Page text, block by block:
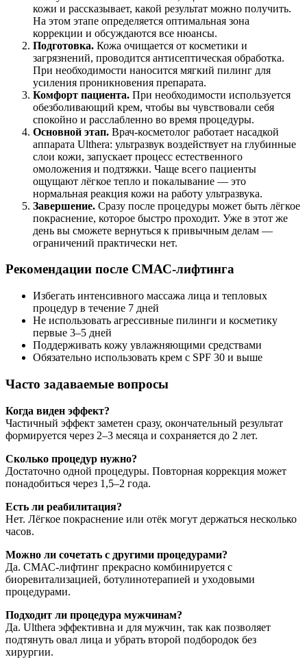
кожи и рассказывает, какой результат можно получить.
На этом этапе определяется оптимальная зона
коррекции и обсуждаются все нюансы.
Подготовка. Кожа очищается от косметики и
загрязнений, проводится антисептическая обработка.
При необходимости наносится мягкий пилинг для
усиления проникновения препарата.
Комфорт пациента. При необходимости используется
обезболивающий крем, чтобы вы чувствовали себя
спокойно и расслабленно во время процедуры.
Основной этап. Врач-косметолог работает насадкой
аппарата Ulthera: ультразвук воздействует на глубинные
слои кожи, запускает процесс естественного
омоложения и подтяжки. Чаще всего пациенты
ощущают лёгкое тепло и покалывание — это
нормальная реакция кожи на работу ультразвука.
Завершение. Сразу после процедуры может быть лёгкое
покраснение, которое быстро проходит. Уже в этот же
день вы сможете вернуться к привычным делам —
ограничений практически нет.
Рекомендации после СМАС-лифтинга
Избегать интенсивного массажа лица и тепловых
процедур в течение 7 дней
Не использовать агрессивные пилинги и косметику
первые 3–5 дней
Поддерживать кожу увлажняющими средствами
Обязательно использовать крем с SPF 30 и выше
Часто задаваемые вопросы
Когда виден эффект?
Частичный эффект заметен сразу, окончательный результат
формируется через 2–3 месяца и сохраняется до 2 лет.
Сколько процедур нужно?
Достаточно одной процедуры. Повторная коррекция может
понадобиться через 1,5–2 года.
Есть ли реабилитация?
Нет. Лёгкое покраснение или отёк могут держаться несколько
часов.
Можно ли сочетать с другими процедурами?
Да. СМАС-лифтинг прекрасно комбинируется с
биоревитализацией, ботулинотерапией и уходовыми
процедурами.
Подходит ли процедура мужчинам?
Да. Ulthera эффективна и для мужчин, так как позволяет
подтянуть овал лица и убрать второй подбородок без
хирургии.